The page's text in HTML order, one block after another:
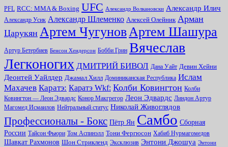
PFL RCC: MMA & Boxing UFC Александр Волкановски Александр Илич
Александр Усик Александр Шлеменко Алексей Олейник Арман
Царукян Артем ЧугуновАртем Шашура
Артур Бетербиев Бенсон Хендерсон Бобби Грин Вячеслав
Легконогих ДМИТРИЙ БИВОЛ Дана Уайт Девин Хейни
Деонтей Уайлдер Джамал Хилл Доминиканская Республика Ислам
Махачев Каратэ: Каратэ Wkf: Колби Ковингтон Колби
Ковингтон — Леон Эдвардс Конор Макгрегор Леон Эдвардс Линдон Артур
Магомед Исмаилов Нейтральный статус Николай Живоглядов
Профессионалы - Бокс Пётр Ян Самбо Сборная
России Тайсон Фьюри Том Аспинэлл Тони Фергюсон Хабиб Нурмагомедов
Шавкат Рахмонов Шон Стрикленд Эксклюзив Энтони Джошуа Энтони